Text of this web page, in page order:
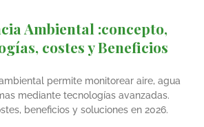
Ambiental :concepto,
costes y Beneficios
permite monitorear aire, agua
mediante tecnologías avanzadas.
beneficios y soluciones en 2026.